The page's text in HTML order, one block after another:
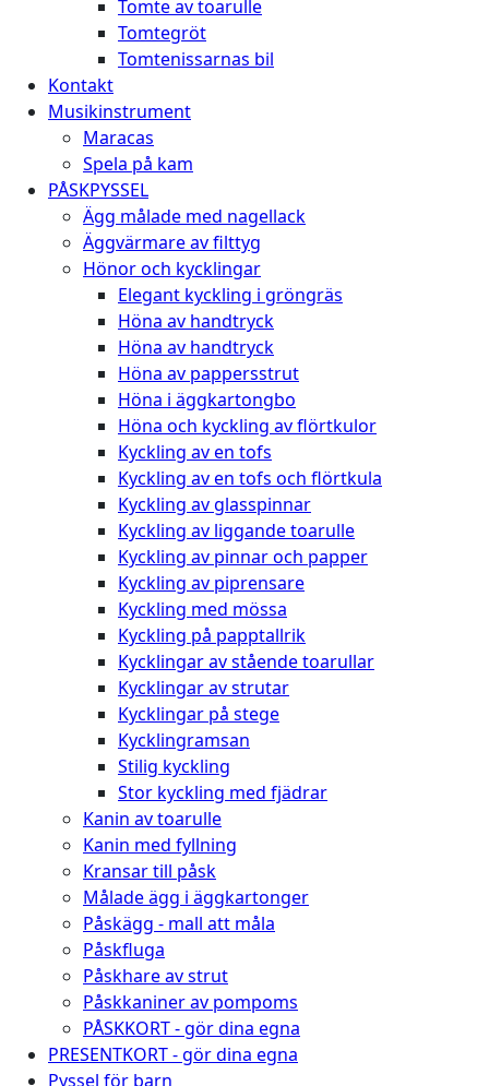
Tomte av toarulle
Tomtegröt
Tomtenissarnas bil
Kontakt
Musikinstrument
Maracas
Spela på kam
PÅSKPYSSEL
Ägg målade med nagellack
Äggvärmare av filttyg
Hönor och kycklingar
Elegant kyckling i gröngräs
Höna av handtryck
Höna av handtryck
Höna av pappersstrut
Höna i äggkartongbo
Höna och kyckling av flörtkulor
Kyckling av en tofs
Kyckling av en tofs och flörtkula
Kyckling av glasspinnar
Kyckling av liggande toarulle
Kyckling av pinnar och papper
Kyckling av piprensare
Kyckling med mössa
Kyckling på papptallrik
Kycklingar av stående toarullar
Kycklingar av strutar
Kycklingar på stege
Kycklingramsan
Stilig kyckling
Stor kyckling med fjädrar
Kanin av toarulle
Kanin med fyllning
Kransar till påsk
Målade ägg i äggkartonger
Påskägg - mall att måla
Påskfluga
Påskhare av strut
Påskkaniner av pompoms
PÅSKKORT - gör dina egna
PRESENTKORT - gör dina egna
Pyssel för barn